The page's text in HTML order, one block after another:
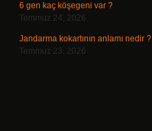
6 gen kaç köşegeni var ?
Temmuz 24, 2026
Jandarma kokartının anlamı nedir ?
Temmuz 23, 2026